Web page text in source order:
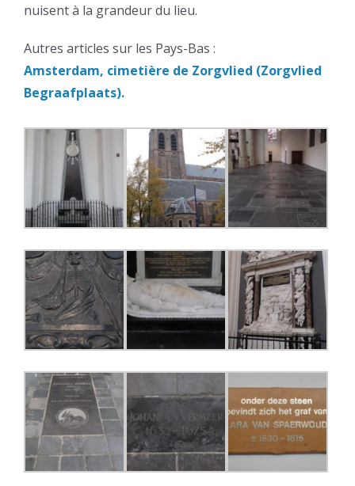
nuisent à la grandeur du lieu.
Autres articles sur les Pays-Bas :
Amsterdam, cimetière de Zorgvlied (Zorgvlied
Begraafplaats).